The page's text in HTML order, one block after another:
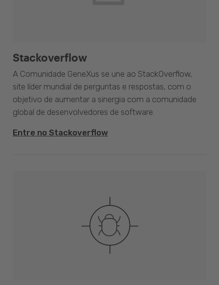
Stackoverflow
A Comunidade GeneXus se une ao StackOverflow,
site líder mundial de perguntas e respostas, com o
objetivo de aumentar a sinergia com a comunidade
global de desenvolvedores de software.
Entre no Stackoverflow